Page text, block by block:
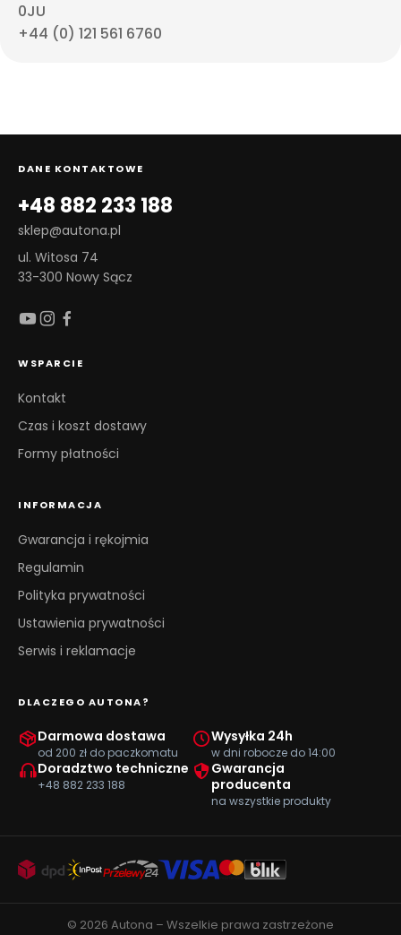
0JU
+44 (0) 121 561 6760
DANE KONTAKTOWE
+48 882 233 188
sklep@autona.pl
ul. Witosa 74
33-300 Nowy Sącz
WSPARCIE
Kontakt
Czas i koszt dostawy
Formy płatności
INFORMACJA
Gwarancja i rękojmia
Regulamin
Polityka prywatności
Ustawienia prywatności
Serwis i reklamacje
DLACZEGO AUTONA?
Darmowa dostawa
od 200 zł do paczkomatu
Wysyłka 24h
w dni robocze do 14:00
Doradztwo techniczne
+48 882 233 188
Gwarancja
producenta
na wszystkie produkty
© 2026 Autona – Wszelkie prawa zastrzeżone